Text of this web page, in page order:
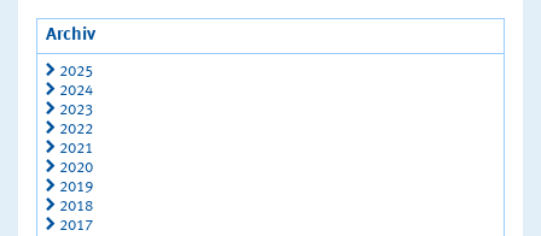
Archiv
2025
2024
2023
2022
2021
2020
2019
2018
2017